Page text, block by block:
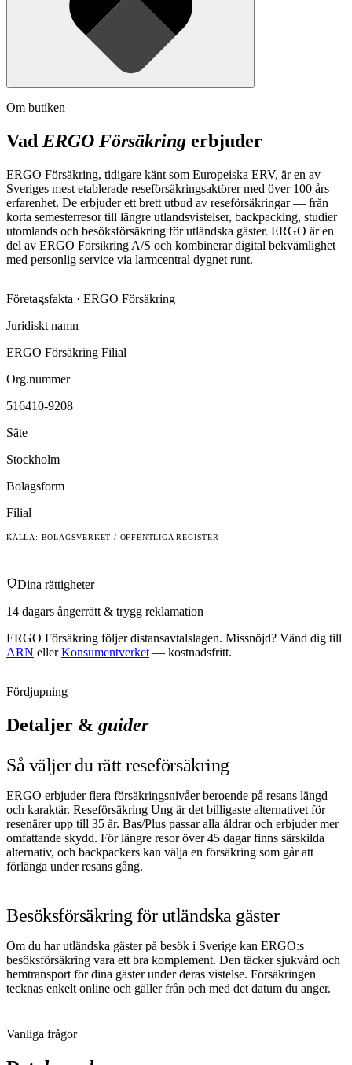
Om butiken
Vad ERGO Försäkring erbjuder
ERGO Försäkring, tidigare känt som Europeiska ERV, är en av
Sveriges mest etablerade reseförsäkringsaktörer med över 100 års
erfarenhet. De erbjuder ett brett utbud av reseförsäkringar — från
korta semesterresor till längre utlandsvistelser, backpacking, studier
utomlands och besöksförsäkring för utländska gäster. ERGO är en
del av ERGO Forsikring A/S och kombinerar digital bekvämlighet
med personlig service via larmcentral dygnet runt.
Företagsfakta · ERGO Försäkring
Juridiskt namn
ERGO Försäkring Filial
Org.nummer
516410-9208
Säte
Stockholm
Bolagsform
Filial
KÄLLA: BOLAGSVERKET / OFFENTLIGA REGISTER
Dina rättigheter
14 dagars ångerrätt & trygg reklamation
ERGO Försäkring följer distansavtalslagen. Missnöjd? Vänd dig till
ARN eller Konsumentverket — kostnadsfritt.
Fördjupning
Detaljer & guider
Så väljer du rätt reseförsäkring
ERGO erbjuder flera försäkringsnivåer beroende på resans längd
och karaktär. Reseförsäkring Ung är det billigaste alternativet för
resenärer upp till 35 år. Bas/Plus passar alla åldrar och erbjuder mer
omfattande skydd. För längre resor över 45 dagar finns särskilda
alternativ, och backpackers kan välja en försäkring som går att
förlänga under resans gång.
Besöksförsäkring för utländska gäster
Om du har utländska gäster på besök i Sverige kan ERGO:s
besöksförsäkring vara ett bra komplement. Den täcker sjukvård och
hemtransport för dina gäster under deras vistelse. Försäkringen
tecknas enkelt online och gäller från och med det datum du anger.
Vanliga frågor